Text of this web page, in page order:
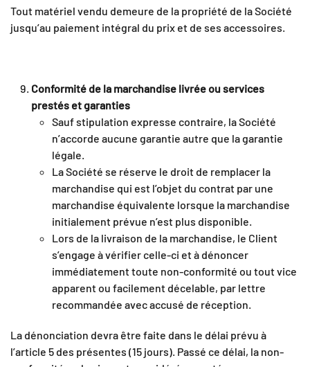
Tout matériel vendu demeure de la propriété de la Société
jusqu’au paiement intégral du prix et de ses accessoires.
Conformité de la marchandise livrée ou services
prestés et garanties
Sauf stipulation expresse contraire, la Société
n’accorde aucune garantie autre que la garantie
légale.
La Société se réserve le droit de remplacer la
marchandise qui est l’objet du contrat par une
marchandise équivalente lorsque la marchandise
initialement prévue n’est plus disponible.
Lors de la livraison de la marchandise, le Client
s’engage à vérifier celle-ci et à dénoncer
immédiatement toute non-conformité ou tout vice
apparent ou facilement décelable, par lettre
recommandée avec accusé de réception.
La dénonciation devra être faite dans le délai prévu à
l’article 5 des présentes (15 jours). Passé ce délai, la non-